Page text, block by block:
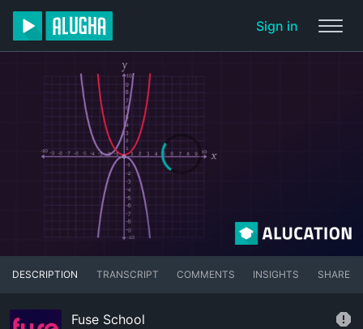
Sign in
DESCRIPTION TRANSCRIPT COMMENTS INSIGHTS SHARE
Fuse School